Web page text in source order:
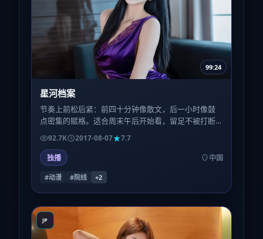
99:24
星河档案
节奏上前松后紧：前四十分钟像散文，后一小时像鼓
点密集的赋格。适合周末午后开始看，留足不被打断
的两个小时，体验会更完整。
92.7K 2017-08-07
7.7
独播
中国
#动漫 #院线 +2
JP